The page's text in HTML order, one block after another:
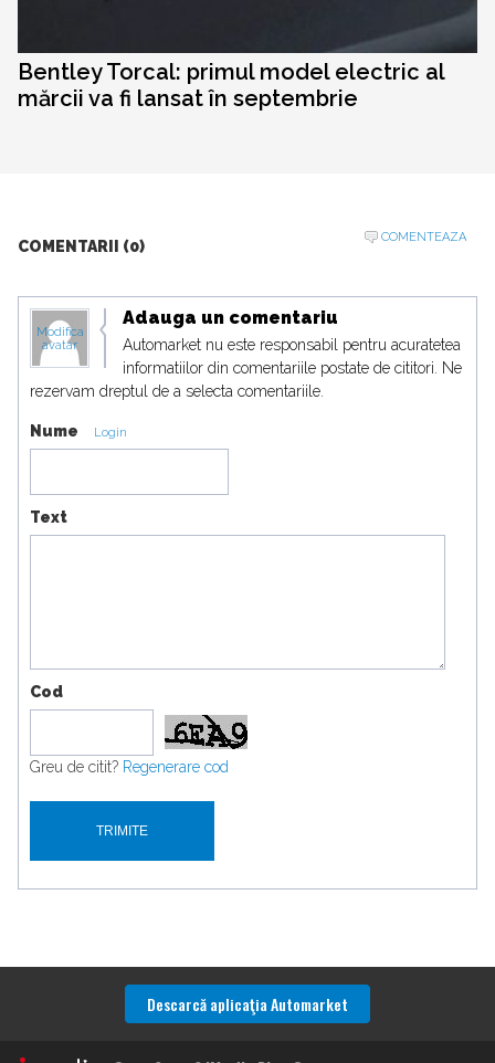
Bentley Torcal: primul model electric al
mărcii va fi lansat în septembrie
COMENTARII (0)
COMENTEAZA
Modifica
avatar
Adauga un comentariu
Automarket nu este responsabil pentru acuratetea
informatiilor din comentariile postate de cititori. Ne
rezervam dreptul de a selecta comentariile.
Nume Login
Text
Cod
Greu de citit? Regenerare cod
Descarcă aplicaţia Automarket